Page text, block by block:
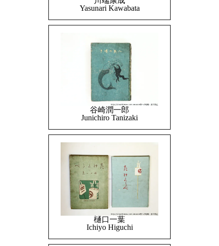
Yasunari Kawabata
谷崎潤一郎
Junichiro Tanizaki
樋口一葉
Ichiyo Higuchi